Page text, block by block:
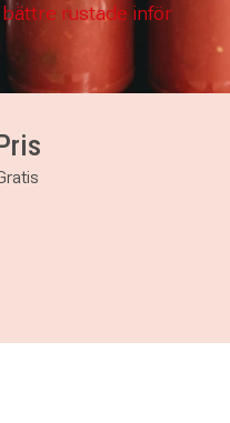
rustade inför